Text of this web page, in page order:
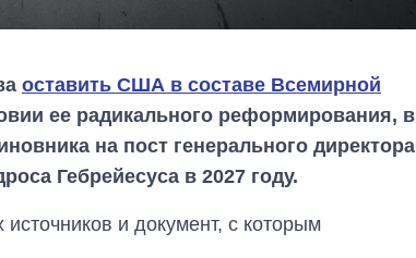
оставить США в составе Всемирной
ее радикального реформирования, в
на пост генерального директора
Гебрейесуса в 2027 году.
и документ, с которым